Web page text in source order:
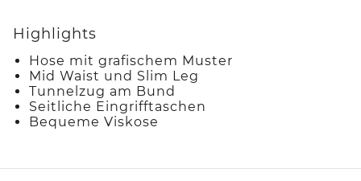
Highlights
Hose mit grafischem Muster
Mid Waist und Slim Leg
Tunnelzug am Bund
Seitliche Eingrifftaschen
Bequeme Viskose